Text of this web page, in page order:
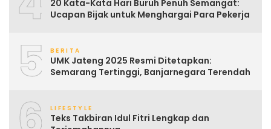
20 Kata-Kata Hari Buruh Penuh Semangat:
Ucapan Bijak untuk Menghargai Para Pekerja
5 BERITA
UMK Jateng 2025 Resmi Ditetapkan:
Semarang Tertinggi, Banjarnegara Terendah
LIFESTYLE
Teks Takbiran Idul Fitri Lengkap dan